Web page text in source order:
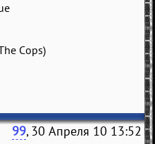
Cops)
99, 30 Апреля 10 13:52